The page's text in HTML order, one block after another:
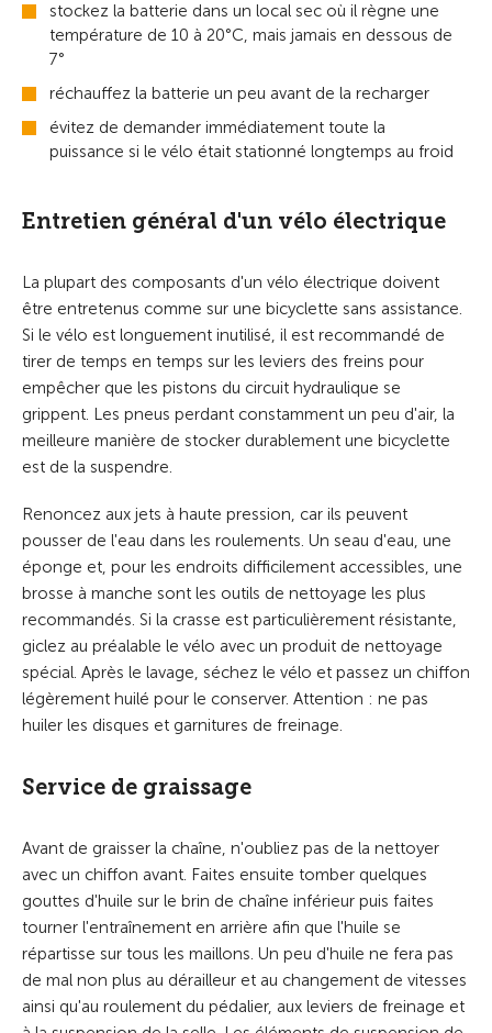
stockez la batterie dans un local sec où il règne une
température de 10 à 20°C, mais jamais en dessous de
7°
réchauffez la batterie un peu avant de la recharger
évitez de demander immédiatement toute la
puissance si le vélo était stationné longtemps au froid
Entretien général d'un vélo électrique
La plupart des composants d'un vélo électrique doivent
être entretenus comme sur une bicyclette sans assistance.
Si le vélo est longuement inutilisé, il est recommandé de
tirer de temps en temps sur les leviers des freins pour
empêcher que les pistons du circuit hydraulique se
grippent. Les pneus perdant constamment un peu d'air, la
meilleure manière de stocker durablement une bicyclette
est de la suspendre.
Renoncez aux jets à haute pression, car ils peuvent
pousser de l'eau dans les roulements. Un seau d'eau, une
éponge et, pour les endroits difficilement accessibles, une
brosse à manche sont les outils de nettoyage les plus
recommandés. Si la crasse est particulièrement résistante,
giclez au préalable le vélo avec un produit de nettoyage
spécial. Après le lavage, séchez le vélo et passez un chiffon
légèrement huilé pour le conserver. Attention : ne pas
huiler les disques et garnitures de freinage.
Service de graissage
Avant de graisser la chaîne, n'oubliez pas de la nettoyer
avec un chiffon avant. Faites ensuite tomber quelques
gouttes d'huile sur le brin de chaîne inférieur puis faites
tourner l'entraînement en arrière afin que l'huile se
répartisse sur tous les maillons. Un peu d'huile ne fera pas
de mal non plus au dérailleur et au changement de vitesses
ainsi qu'au roulement du pédalier, aux leviers de freinage et